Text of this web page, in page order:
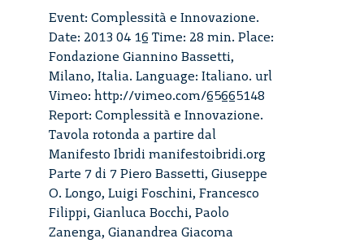
Event: Complessità e Innovazione.
Date: 2013 04 16 Time: 28 min. Place:
Fondazione Giannino Bassetti,
Milano, Italia. Language: Italiano. url
Vimeo: http://vimeo.com/65665148
Report: Complessità e Innovazione.
Tavola rotonda a partire dal
Manifesto Ibridi manifestoibridi.org
Parte 7 di 7 Piero Bassetti, Giuseppe
O. Longo, Luigi Foschini, Francesco
Filippi, Gianluca Bocchi, Paolo
Zanenga, Gianandrea Giacoma